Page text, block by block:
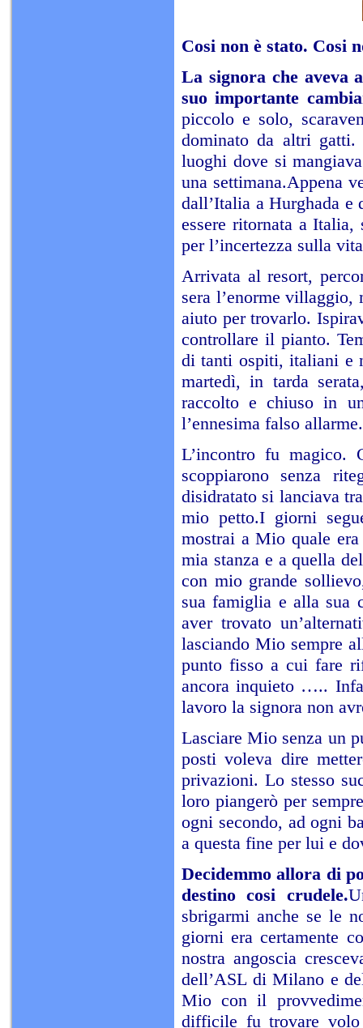
Cosi non è stato. Cosi
La signora che aveva
suo importante
piccolo e solo,
dominato da altri
luoghi dove si
una settimana.Appena
dall’Italia a Hurghada e
essere ritornata a
per l’incertezza sulla
Arrivata al resort,
sera l’enorme
aiuto per trovarlo.
controllare il pianto.
di tanti ospiti, italiani e
martedì, in tarda
raccolto e chiuso in
l’ennesima falso allarme.
L’incontro fu
scoppiarono senza
disidratato si lanciava
mio petto.I giorni
mostrai a Mio quale
mia stanza e a quella
con mio grande
sua famiglia e alla sua
aver trovato
lasciando Mio sempre
punto fisso a cui fare
ancora inquieto …..
lavoro la signora non
Lasciare Mio senza un
posti voleva dire
privazioni. Lo stesso
loro piangerò per
ogni secondo, ad ogni
a questa fine per lui e
Decidemmo allora di
destino cosi crudele.
sbrigarmi anche se le
giorni era certamente
nostra angoscia
dell’ASL di Milano e
Mio con il
difficile fu trovare